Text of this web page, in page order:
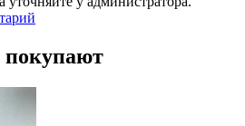
покупают